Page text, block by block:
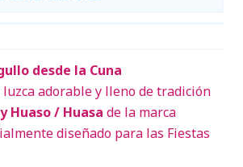
desde la Cuna
adorable y lleno de tradición
Huaso / Huasa de la marca
diseñado para las Fiestas